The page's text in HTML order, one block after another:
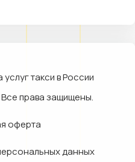
Все права защищены.
оферта
данных